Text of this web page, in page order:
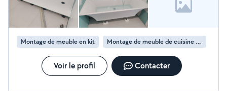
Montage de meuble en kit Montage de meuble de cuisine en kit
Voir le profil Contacter